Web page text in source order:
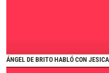
ÁNGEL DE BRITO HABLÓ CON